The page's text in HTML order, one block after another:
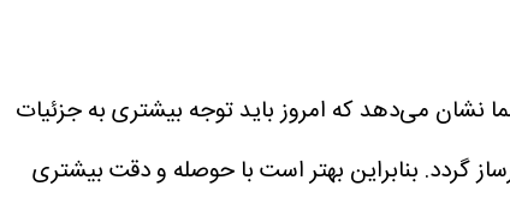
نشان می‌دهد که امروز باید توجه بیشتری به جزئیات
گردد. بنابراین بهتر است با حوصله و دقت بیشتری